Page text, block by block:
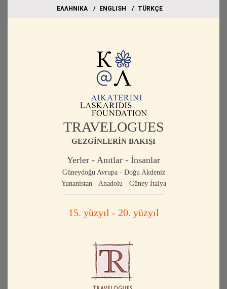
EΛΛΗΝΙΚΑ ΕΝGLISH TÜRKÇE
TRAVELOGUES
GEZGİNLERİN BAKIŞI
Yerler - Anıtlar - İnsanlar
Güneydoğu Avrupa - Doğu Akdeniz
Yunanistan - Anadolu - Güney İtalya
15. yüzyıl - 20. yüzyıl